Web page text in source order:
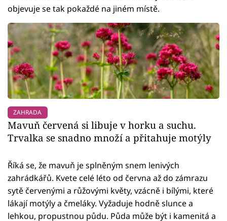
objevuje se tak pokaždé na jiném místě.
ZAHRADA
Mavuň červená si libuje v horku a suchu.
Trvalka se snadno množí a přitahuje motýly
Říká se, že mavuň je splněným snem lenivých
zahrádkářů. Kvete celé léto od června až do zámrazu
sytě červenými a růžovými květy, vzácně i bílými, které
lákají motýly a čmeláky. Vyžaduje hodně slunce a
lehkou, propustnou půdu. Půda může být i kamenitá a